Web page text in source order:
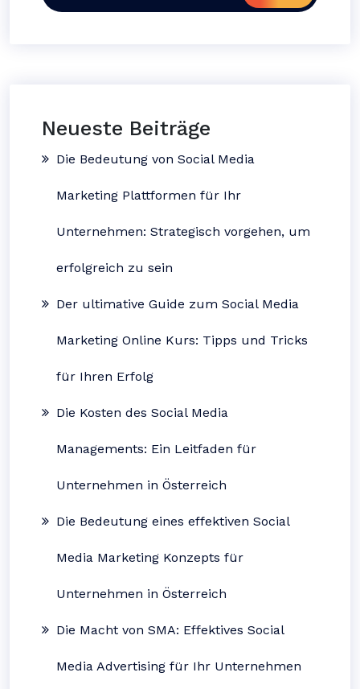
Neueste Beiträge
Die Bedeutung von Social Media
Marketing Plattformen für Ihr
Unternehmen: Strategisch vorgehen, um
erfolgreich zu sein
Der ultimative Guide zum Social Media
Marketing Online Kurs: Tipps und Tricks
für Ihren Erfolg
Die Kosten des Social Media
Managements: Ein Leitfaden für
Unternehmen in Österreich
Die Bedeutung eines effektiven Social
Media Marketing Konzepts für
Unternehmen in Österreich
Die Macht von SMA: Effektives Social
Media Advertising für Ihr Unternehmen